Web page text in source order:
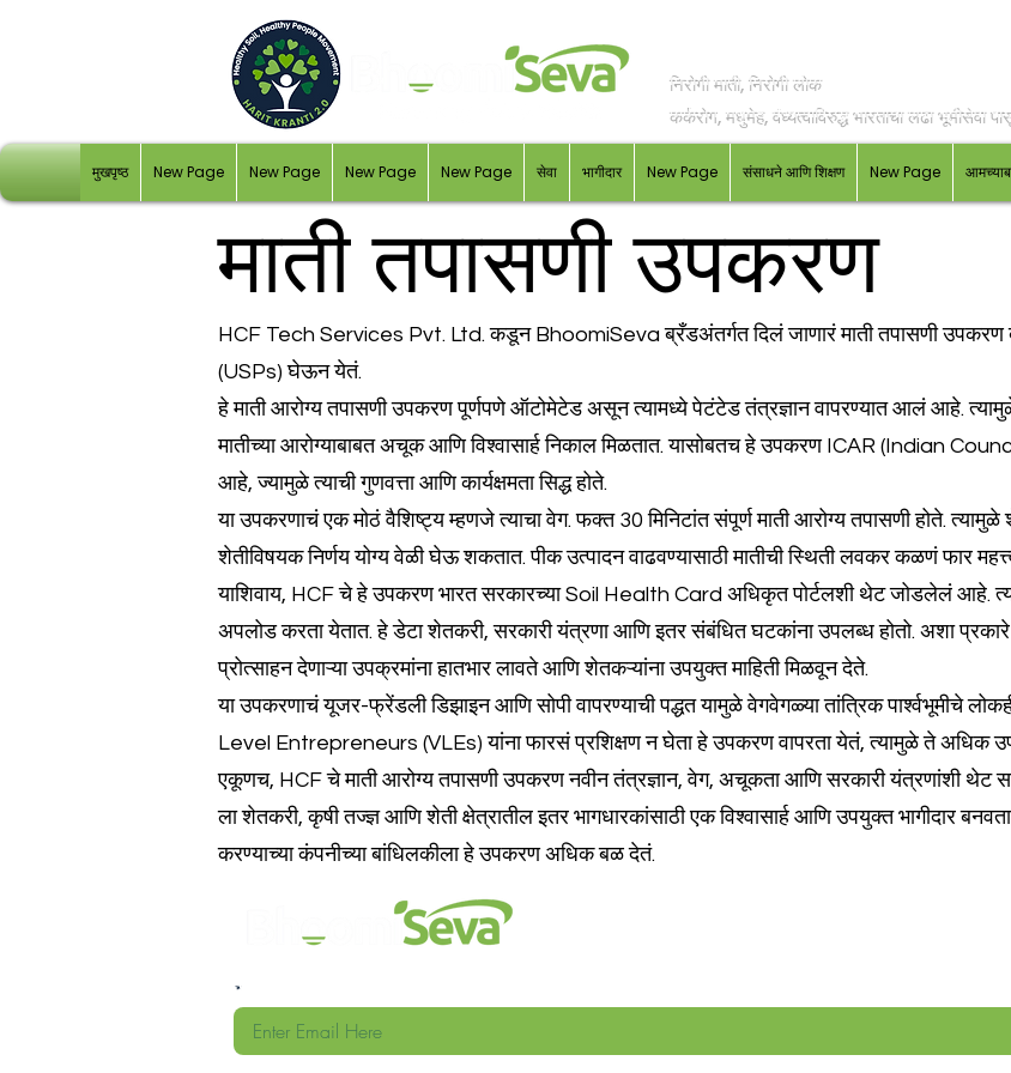
निरोगी माती, निरोगी लोक
कर्करोग, मधुमेह, वंध्यत्वाविरुद्ध भारताचा लढा भूमीसेवा
मुखपृष्ठ New Page New Page New Page New Page सेवा भागीदार New Page संसाधने आणि शिक्षण New Page
माती तपासणी उपकरण
HCF Tech Services Pvt. Ltd. कडून BhoomiSeva ब्रँडअंतर्गत दिलं जाणारं माती तपासणी उपकरण
(USPs) घेऊन येतं.
हे माती आरोग्य तपासणी उपकरण पूर्णपणे ऑटोमेटेड असून त्यामध्ये पेटंटेड तंत्रज्ञान वापरण्यात आलं आहे.
मातीच्या आरोग्याबाबत अचूक आणि विश्वासार्ह निकाल मिळतात. यासोबतच हे उपकरण ICAR (Indian
आहे, ज्यामुळे त्याची गुणवत्ता आणि कार्यक्षमता सिद्ध होते.
या उपकरणाचं एक मोठं वैशिष्ट्य म्हणजे त्याचा वेग. फक्त 30 मिनिटांत संपूर्ण माती आरोग्य तपासणी होते. त्यामुळे
शेतीविषयक निर्णय योग्य वेळी घेऊ शकतात. पीक उत्पादन वाढवण्यासाठी मातीची स्थिती लवकर कळणं
याशिवाय, HCF चे हे उपकरण भारत सरकारच्या Soil Health Card अधिकृत पोर्टलशी थेट जोडलेलं आहे.
अपलोड करता येतात. हे डेटा शेतकरी, सरकारी यंत्रणा आणि इतर संबंधित घटकांना उपलब्ध होतो. अशा
प्रोत्साहन देणाऱ्या उपक्रमांना हातभार लावते आणि शेतकऱ्यांना उपयुक्त माहिती मिळवून देते.
या उपकरणाचं यूजर-फ्रेंडली डिझाइन आणि सोपी वापरण्याची पद्धत यामुळे वेगवेगळ्या तांत्रिक पार्श्वभूमीचे
Level Entrepreneurs (VLEs) यांना फारसं प्रशिक्षण न घेता हे उपकरण वापरता येतं, त्यामुळे ते अधिक
एकूणच, HCF चे माती आरोग्य तपासणी उपकरण नवीन तंत्रज्ञान, वेग, अचूकता आणि सरकारी यंत्रणांशी थेट
ला शेतकरी, कृषी तज्ज्ञ आणि शेती क्षेत्रातील इतर भागधारकांसाठी एक विश्वासार्ह आणि उपयुक्त भागीदार
करण्याच्या कंपनीच्या बांधिलकीला हे उपकरण अधिक बळ देतं.
आमच्या ईमेल यादीत सामील व्हा आणि आमच्या सदस्यांसाठी खास डील मिळवा.